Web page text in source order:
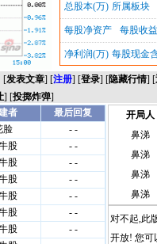
总股本(万) 所属板块
每股净资产 每股收益
净利润(万) 每股现金
[发表文章] [注册] [登录] [隐藏行情] [
] [投掷炸弹]
开局人
鼻涕
鼻涕
鼻涕
鼻涕
对不起,此
开放! 您可